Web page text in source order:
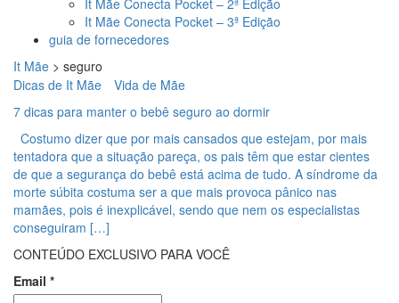
It Mãe Conecta Pocket – 2ª Edição
It Mãe Conecta Pocket – 3ª Edição
guia de fornecedores
It Mãe > seguro
Dicas de It Mãe
Vida de Mãe
7 dicas para manter o bebê seguro ao dormir
Costumo dizer que por mais cansados que estejam, por mais
tentadora que a situação pareça, os pais têm que estar cientes
de que a segurança do bebê está acima de tudo. A síndrome da
morte súbita costuma ser a que mais provoca pânico nas
mamães, pois é inexplicável, sendo que nem os especialistas
conseguiram […]
CONTEÚDO EXCLUSIVO PARA VOCÊ
Email *